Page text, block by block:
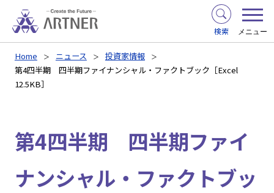
検索 メニュー
Home ニュース
投資家情報
第4四半期 四半期ファイナンシャル・ファクトブック［Excel
12.5KB］
第4四半期 四半期ファイ
ナンシャル・ファクトブッ